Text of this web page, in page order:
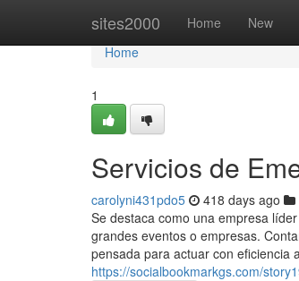
sites2000 Home New
Home
Home
1
Servicios de
carolyni431pdo5 418 days ago
Se destaca como una empresa
grandes eventos o empresas.
pensada para actuar con eficiencia
https://socialbookmarkgs.com/